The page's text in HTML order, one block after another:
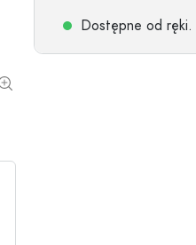
Dostępne od ręki.